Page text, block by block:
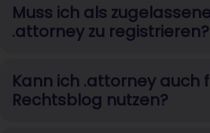
Muss ich als
.attorney zu registrieren?
Kann ich .attorney
Rechtsblog nutzen?